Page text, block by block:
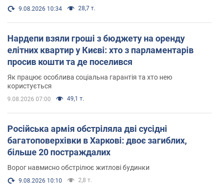
9.08.2026 10:34 28,7 т.
Нардепи взяли гроші з бюджету на оренду
елітних квартир у Києві: хто з парламентарів
просив кошти та де поселився
Як працює особлива соціальна гарантія та хто нею
користується
9.08.2026 07:00 49,1 т.
Російська армія обстріляла дві сусідні
багатоповерхівки в Харкові: двоє загиблих,
більше 20 постраждалих
Ворог навмисно обстрілює житлові будинки
9.08.2026 10:10 2,8 т.